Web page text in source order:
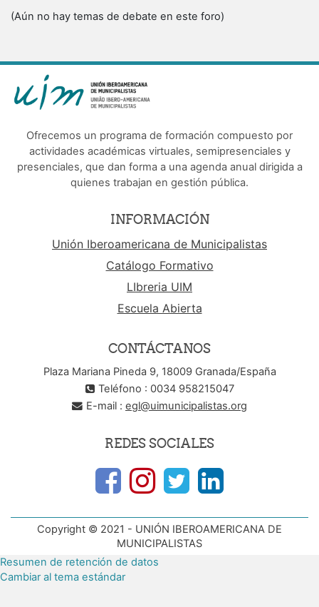
(Aún no hay temas de debate en este foro)
Ofrecemos un programa de formación compuesto por
actividades académicas virtuales, semipresenciales y
presenciales, que dan forma a una agenda anual dirigida a
quienes trabajan en gestión pública.
INFORMACIÓN
Unión Iberoamericana de Municipalistas
Catálogo Formativo
LIbreria UIM
Escuela Abierta
CONTÁCTANOS
Plaza Mariana Pineda 9, 18009 Granada/España
Teléfono : 0034 958215047
E-mail : egl@uimunicipalistas.org
REDES SOCIALES
Copyright © 2021 - UNIÓN IBEROAMERICANA DE
MUNICIPALISTAS
Resumen de retención de datos
Cambiar al tema estándar